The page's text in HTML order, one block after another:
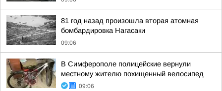
81 год назад произошла вторая атомная
бомбардировка Нагасаки
09:06
В Симферополе полицейские вернули
местному жителю похищенный велосипед
09:06